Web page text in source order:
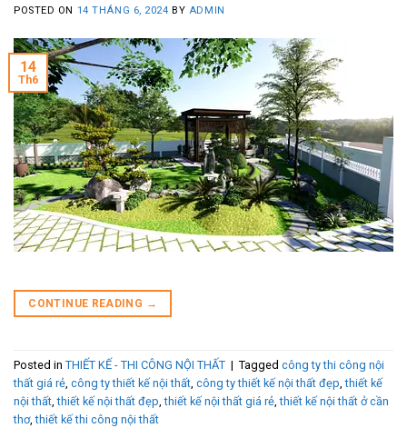
POSTED ON 14 THÁNG 6, 2024 BY ADMIN
14
Th6
CONTINUE READING →
Posted in THIẾT KẾ - THI CÔNG NỘI THẤT | Tagged công ty thi công nội
thất giá rẻ, công ty thiết kế nội thất, công ty thiết kế nội thất đẹp,thiết kế
nội thất,thiết kế nội thất đẹp,thiết kế nội thất giá rẻ,thiết kế nội thất ở cần
thơ,thiết kế thi công nội thất